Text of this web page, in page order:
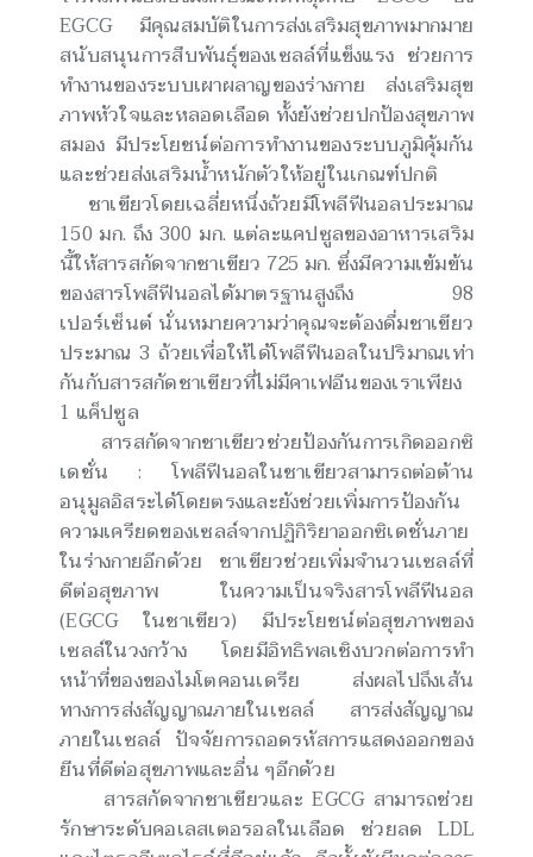
EGCG มีคุณสมบัติในการส่งเสริมสุขภาพมากมาย
สนับสนุนการสืบพันธุ์ของเซลล์ที่แข็งแรง ช่วยการ
ทำงานของระบบเผาผลาญของร่างกาย ส่งเสริมสุข
ภาพหัวใจและหลอดเลือด ทั้งยังช่วยปกป้องสุขภาพ
สมอง มีประโยชน์ต่อการทำงานของระบบภูมิคุ้มกัน
และช่วยส่งเสริมน้ำหนักตัวให้อยู่ในเกณฑ์ปกติ
ชาเขียวโดยเฉลี่ยหนึ่งถ้วยมีโพลีฟีนอลประมาณ
150 มก. ถึง 300 มก. แต่ละแคปซูลของอาหารเสริม
นี้ให้สารสกัดจากชาเขียว 725 มก. ซึ่งมีความเข้มข้น
ของสารโพลีฟีนอลได้มาตรฐานสูงถึง 98
เปอร์เซ็นต์ นั่นหมายความว่าคุณจะต้องดื่มชาเขียว
ประมาณ 3 ถ้วยเพื่อให้ได้โพลีฟีนอลในปริมาณเท่า
กันกับสารสกัดชาเขียวที่ไม่มีคาเฟอีนของเราเพียง
1 แค็ปซูล
สารสกัดจากชาเขียวช่วยป้องกันการเกิดออกซิ
เดชั่น : โพลีฟีนอลในชาเขียวสามารถต่อต้าน
อนุมูลอิสระได้โดยตรงและยังช่วยเพิ่มการป้องกัน
ความเครียดของเซลล์จากปฏิกิริยาออกซิเดชั่นภาย
ในร่างกายอีกด้วย ชาเขียวช่วยเพิ่มจำนวนเซลล์ที่
ดีต่อสุขภาพ ในความเป็นจริงสารโพลีฟีนอล
(EGCG ในชาเขียว) มีประโยชน์ต่อสุขภาพของ
เซลล์ในวงกว้าง โดยมีอิทธิพลเชิงบวกต่อการทำ
หน้าที่ของของไมโตคอนเดรีย ส่งผลไปถึงเส้น
ทางการส่งสัญญาณภายในเซลล์ สารส่งสัญญาณ
ภายในเซลล์ ปัจจัยการถอดรหัสการแสดงออกของ
ยีนที่ดีต่อสุขภาพและอื่น ๆอีกด้วย
สารสกัดจากชาเขียวและ EGCG สามารถช่วย
รักษาระดับคอเลสเตอรอลในเลือด ช่วยลด LDL